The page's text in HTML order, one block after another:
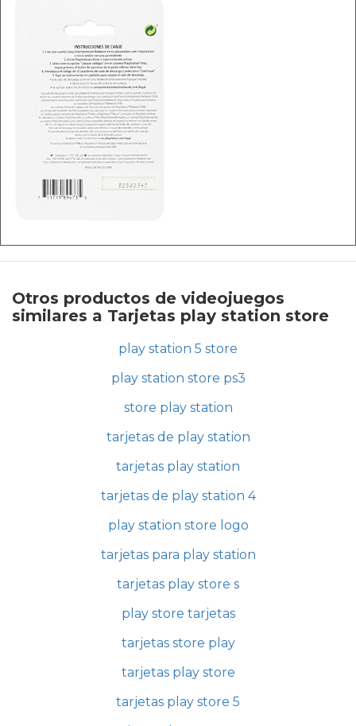
Otros productos de videojuegos
similares a Tarjetas play station store
play station 5 store
play station store ps3
store play station
tarjetas de play station
tarjetas play station
tarjetas de play station 4
play station store logo
tarjetas para play station
tarjetas play store s
play store tarjetas
tarjetas store play
tarjetas play store
tarjetas play store 5